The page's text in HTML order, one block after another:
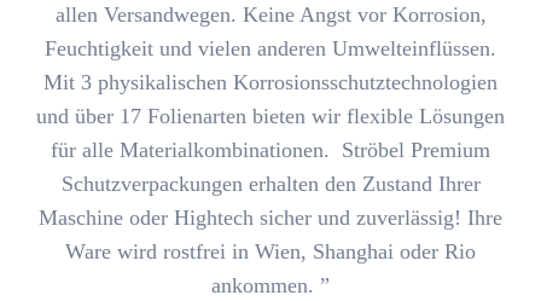
allen Versandwegen. Keine Angst vor Korrosion,
Feuchtigkeit und vielen anderen Umwelteinflüssen.
Mit 3 physikalischen Korrosionsschutz­technologien
und über 17 Folienarten bieten wir flexible Lösungen
für alle Materialkombinationen.
Ströbel Premium
Schutzverpackungen erhalten den Zustand Ihrer
Maschine oder Hightech sicher und zuverlässig! Ihre
Ware wird rostfrei in Wien, Shanghai oder Rio
ankommen. ”